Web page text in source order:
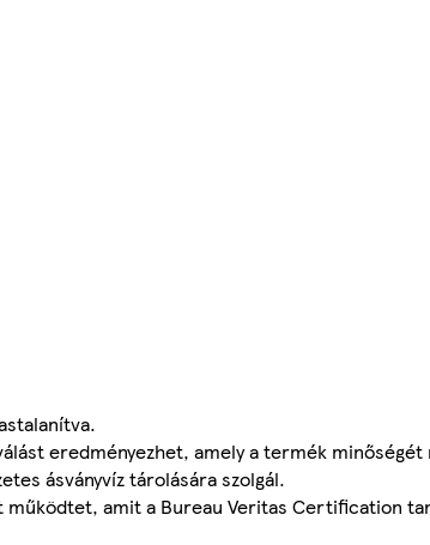
eredményezhet, amely a termék
ásványvíz tárolására szolgál.
amit a Bureau Veritas Certification